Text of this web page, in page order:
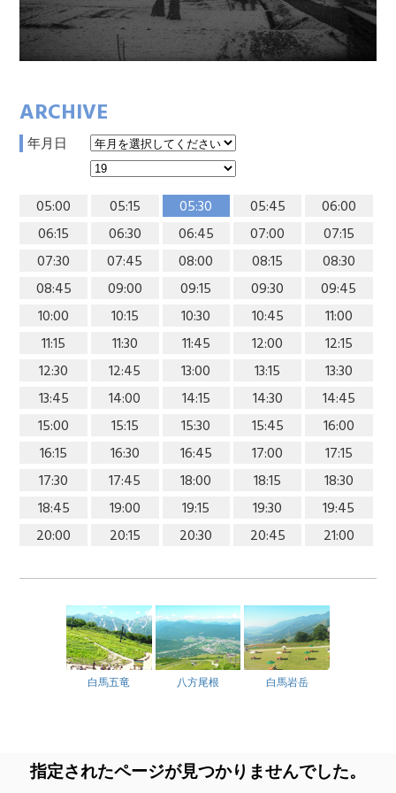
ARCHIVE
年月日
05:00 05:15 05:30 05:45
06:00
06:15
06:30 06:45 07:00
07:15
07:30
07:45 08:00 08:15
08:30
08:45
09:00 09:15 09:30
09:45
10:00
10:15 10:30 10:45
11:00
11:15
11:30 11:45 12:00
12:15
12:30
12:45 13:00 13:15
13:30
13:45
14:00 14:15 14:30
14:45
15:00
15:15 15:30 15:45
16:00
16:15
16:30 16:45 17:00
17:15
17:30
17:45 18:00 18:15
18:30
18:45
19:00 19:15 19:30
19:45
20:00
20:15 20:30 20:45 21:00
白馬五竜 八方尾根 白馬岩岳